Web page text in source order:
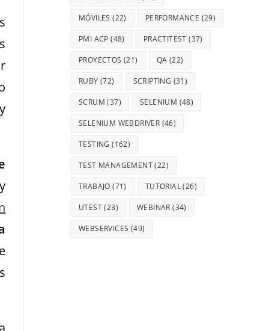
MÓVILES (22) PERFORMANCE (29)
PMI ACP (48) PRACTITEST (37)
PROYECTOS (21) QA (22)
RUBY (72) SCRIPTING (31)
SCRUM (37) SELENIUM (48)
SELENIUM WEBDRIVER (46)
TESTING (162)
TEST MANAGEMENT(22)
TRABAJO (71) TUTORIAL(26)
UTEST(23) WEBINAR (34)
WEBSERVICES (49)